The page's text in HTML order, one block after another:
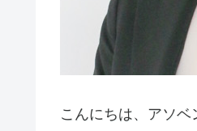
こんにちは、アソベ